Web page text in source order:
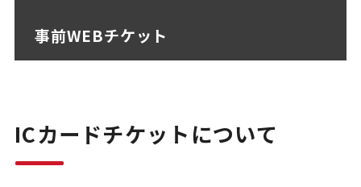
事前WEBチケット
ICカードチケットについて